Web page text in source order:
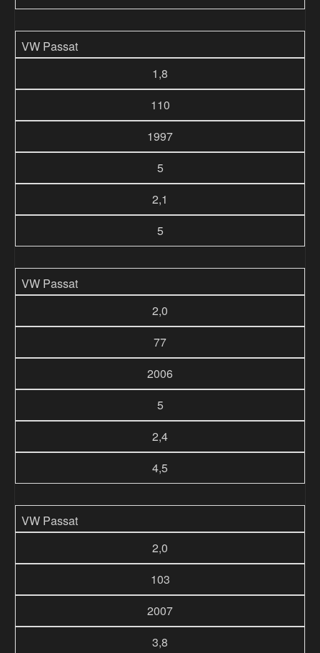
VW Passat
1,8
110
1997
5
2,1
5
VW Passat
2,0
77
2006
5
2,4
4,5
VW Passat
2,0
103
2007
3,8